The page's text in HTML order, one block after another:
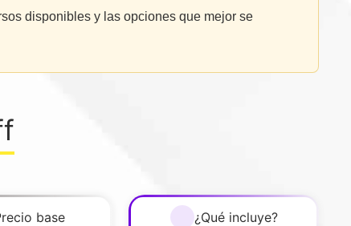
disponibles y las opciones que mejor se
base ¿Qué incluye?